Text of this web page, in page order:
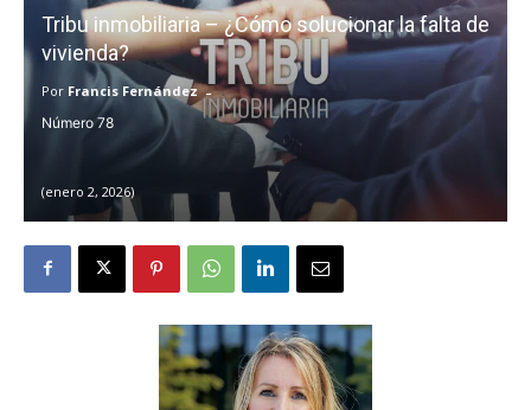
Tribu inmobiliaria – ¿Cómo solucionar la falta de
vivienda?
Por Francis Fernández -
78
enero 2, 2026